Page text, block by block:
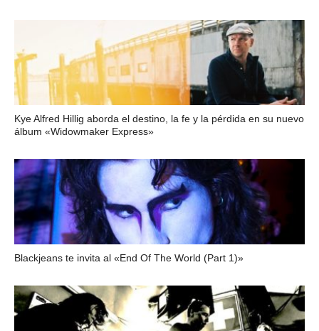
Kye Alfred Hillig aborda el destino, la fe y la pérdida en su nuevo
álbum «Widowmaker Express»
Blackjeans te invita al «End Of The World (Part 1)»